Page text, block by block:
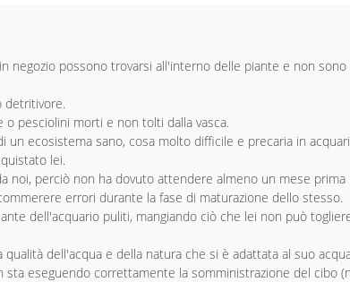
negozio possono trovarsi all'interno delle piante e non sono
detritivore.
pesciolini morti e non tolti dalla vasca.
ecosistema sano, cosa molto difficile e precaria in
lei.
noi, perciò non ha dovuto attendere almeno un mese prima
errori durante la fase di maturazione dello stesso.
dell'acquario puliti, mangiando ciò che lei non può
dell'acqua e della natura che si è adattata al suo
eseguendo correttamente la somministrazione del cibo